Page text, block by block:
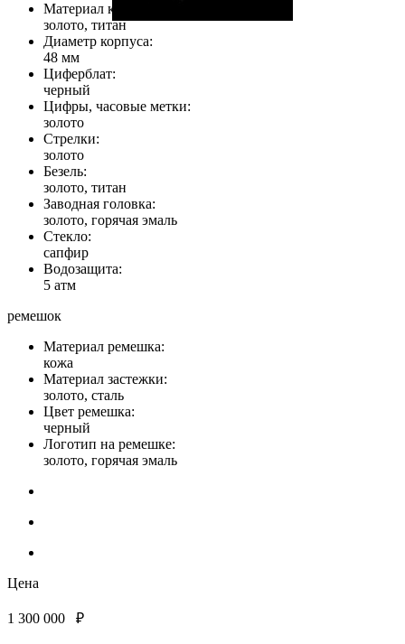
Материал корпуса:
золото, титан
Диаметр корпуса:
48 мм
Циферблат:
черный
Цифры, часовые метки:
золото
Стрелки:
золото
Безель:
золото, титан
Заводная головка:
золото, горячая эмаль
Стекло:
сапфир
Водозащита:
5 атм
ремешок
Материал ремешка:
кожа
Материал застежки:
золото, сталь
Цвет ремешка:
черный
Логотип на ремешке:
золото, горячая эмаль
Цена
1 300 000 ₽